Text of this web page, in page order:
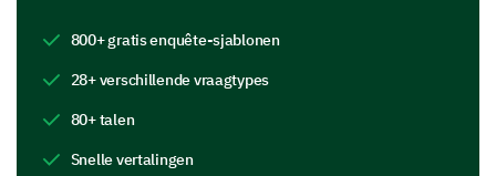
professional growth and skill development.
Have you been given opportunities for
professional development?
Yes No
800+ gratis enquête-sjablonen
28+ verschillende vraagtypes
80+ talen
Snelle vertalingen